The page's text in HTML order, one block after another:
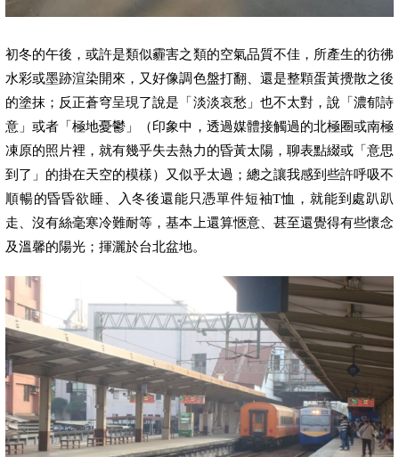
初冬的午後，或許是類似霾害之類的空氣品質不佳，所產生的彷彿
水彩或墨跡渲染開來，又好像調色盤打翻、還是整顆蛋黃攪散之後
的塗抹；反正蒼穹呈現了說是「淡淡哀愁」也不太對，說「濃郁詩
意」或者「極地憂鬱」（印象中，透過媒體接觸過的北極圈或南極
凍原的照片裡，就有幾乎失去熱力的昏黃太陽，聊表點綴或「意思
到了」的掛在天空的模樣）又似乎太過；總之讓我感到些許呼吸不
順暢的昏昏欲睡、入冬後還能只憑單件短袖T恤，就能到處趴趴
走、沒有絲毫寒冷難耐等，基本上還算愜意、甚至還覺得有些懷念
及溫馨的陽光；揮灑於台北盆地。